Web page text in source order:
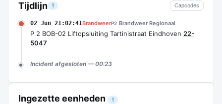
Tijdlijn 1 Capcodes
02 Jun 21:02:41BrandweerP2 Brandweer Regionaal
P 2 BOB-02 Liftopsluiting Tartinistraat Eindhoven 22-
5047
Incident afgesloten — 00:23
Ingezette eenheden 1